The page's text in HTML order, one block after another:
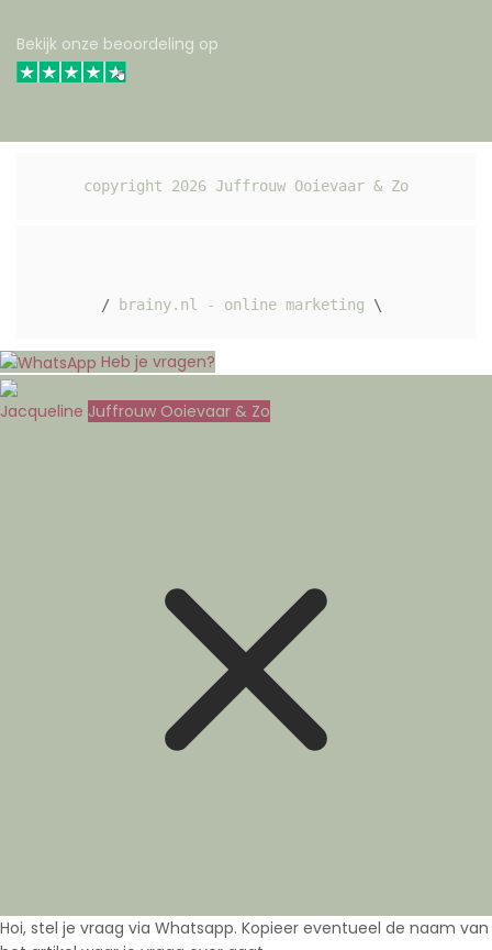
Bekijk onze beoordeling op
copyright 2026 Juffrouw Ooievaar & Zo
/ brainy.nl - online marketing \
Heb je vragen?
Jacqueline Juffrouw Ooievaar & Zo
Hoi, stel je vraag via Whatsapp. Kopieer eventueel de naam van